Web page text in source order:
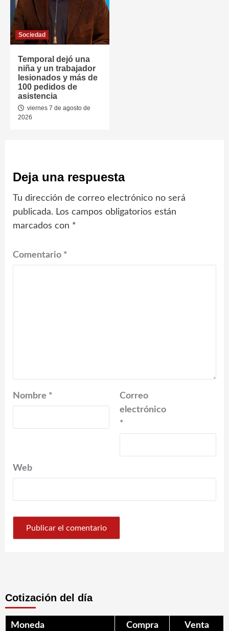
Sociedad
Temporal dejó una
niña y un trabajador
lesionados y más de
100 pedidos de
asistencia
viernes 7 de agosto de
2026
Deja una respuesta
Tu dirección de correo electrónico no será
publicada. Los campos obligatorios están
marcados con *
Comentario *
Nombre *
Correo
electrónico
*
Web
Cotización del día
Moneda Compra Venta